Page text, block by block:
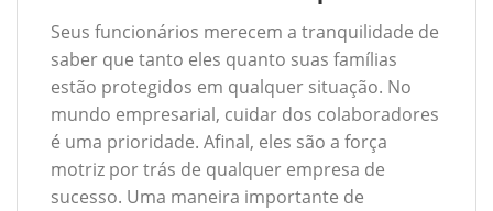
Seus funcionários merecem a tranquilidade de
saber que tanto eles quanto suas famílias
estão protegidos em qualquer situação. No
mundo empresarial, cuidar dos colaboradores
é uma prioridade. Afinal, eles são a força
motriz por trás de qualquer empresa de
sucesso. Uma maneira importante de